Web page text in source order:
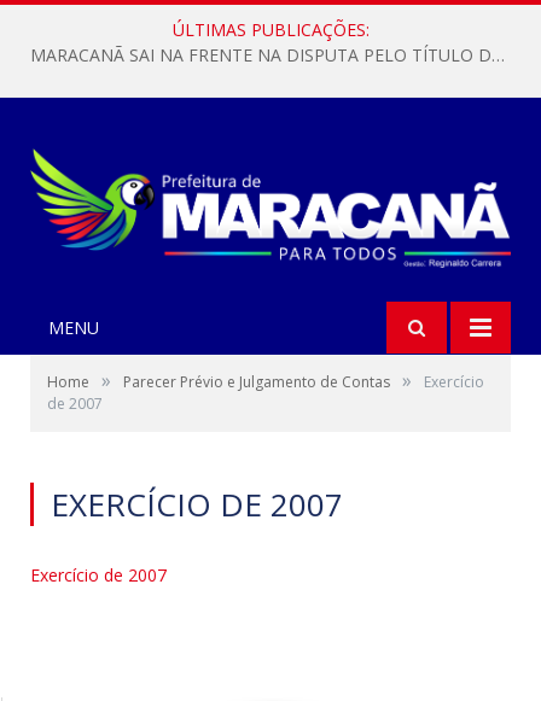
ÚLTIMAS PUBLICAÇÕES:
MARACANÃ SAI NA FRENTE NA DISPUTA PELO TÍTULO DA COPA PARÁ SUB-17!
MENU
Home » Parecer Prévio e Julgamento de Contas »
Exercício
de 2007
EXERCÍCIO DE 2007
Exercício de 2007